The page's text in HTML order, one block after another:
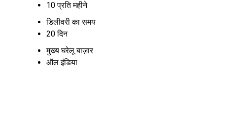
10 प्रति महीने
डिलीवरी का समय
20 दिन
मुख्य घरेलू बाज़ार
ऑल इंडिया